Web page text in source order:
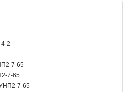
2
7-65
7-65
УНП2-7-65